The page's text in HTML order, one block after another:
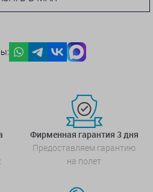
Фирменная гарантия 3 дня
Предоставляем гарантию
на полет